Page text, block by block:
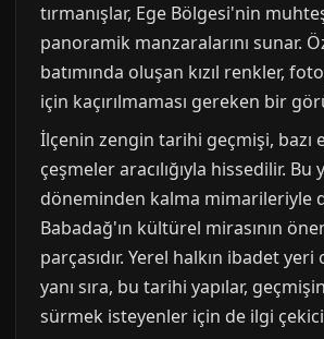
tırmanışlar, Ege Bölgesi'nin
panoramik manzaralarını sunar.
batımında oluşan kızıl renkler,
için kaçırılmaması gereken bir
İlçenin zengin tarihi geçmişi, bazı
çeşmeler aracılığıyla hissedilir. Bu
döneminden kalma mimarileriyle
Babadağ'ın kültürel mirasının
parçasıdır. Yerel halkın ibadet yeri
yanı sıra, bu tarihi yapılar,
sürmek isteyenler için de ilgi